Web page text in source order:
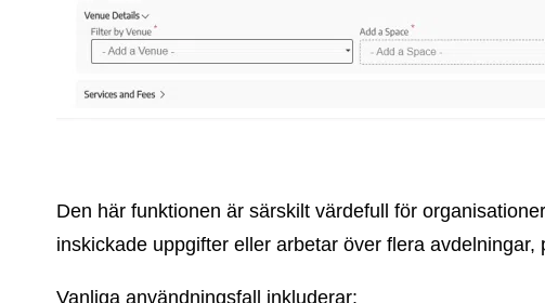
Den här funktionen är särskilt värdefull för
inskickade uppgifter eller arbetar över flera avdelningar,
Vanliga användningsfall inkluderar: